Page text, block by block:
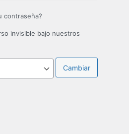
contraseña?
invisible bajo nuestros